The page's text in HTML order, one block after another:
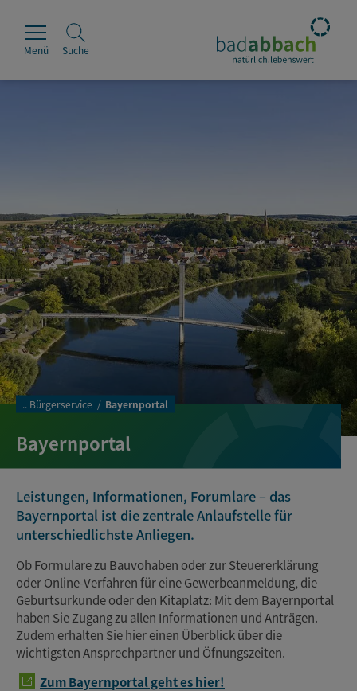
Leben & Wohnen
Wirtschaft & Handel
Menü Suche
.. Bürgerservice Bayernportal
Bayernportal
Leistungen, Informationen, Forumlare – das
Bayernportal ist die zentrale Anlaufstelle für
unterschiedlichste Anliegen.
Ob Formulare zu Bauvohaben oder zur Steuererklärung
oder Online-Verfahren für eine Gewerbeanmeldung, die
Geburtsurkunde oder den Kitaplatz: Mit dem Bayernportal
haben Sie Zugang zu allen Informationen und Anträgen.
Zudem erhalten Sie hier einen Überblick über die
wichtigsten Ansprechpartner und Öfnungszeiten.
Zum Bayernportal geht es hier!